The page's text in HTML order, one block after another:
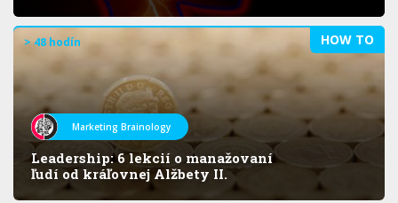
HOW TO
> 48 hodín
Marketing Brainology
Leadership: 6 lekcií o manažovaní
ľudí od kráľovnej Alžbety II.